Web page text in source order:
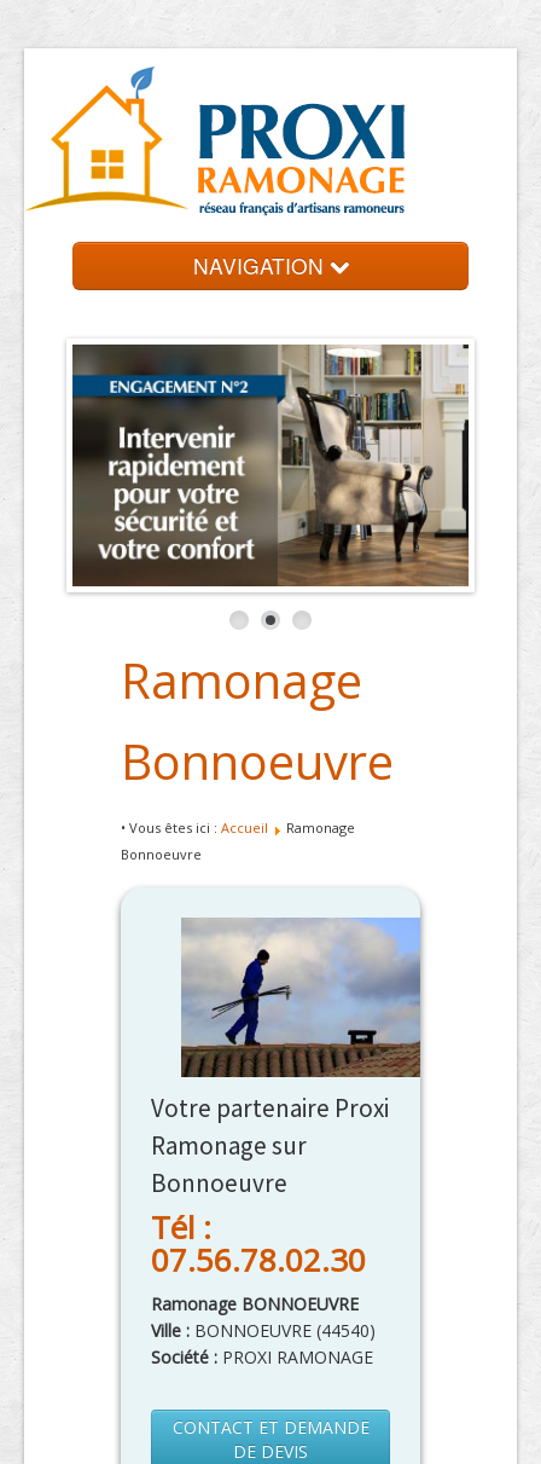
NAVIGATION
Contact et devis
Ramonage
Bonnoeuvre
• Vous êtes ici : Accueil
Ramonage
Bonnoeuvre
Votre partenaire Proxi
Ramonage sur
Bonnoeuvre
Tél :
07.56.78.02.30
Ramonage BONNOEUVRE
Ville : BONNOEUVRE (44540)
Société : PROXI RAMONAGE
CONTACT ET DEMANDE
DE DEVIS